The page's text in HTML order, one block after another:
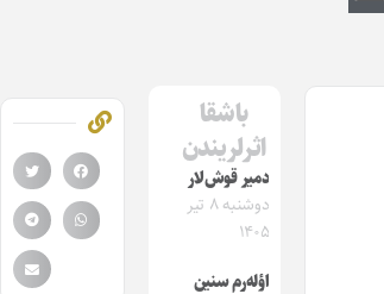
باشقا
اثرلریندن
دمیر قوش‌لار
دوشنبه ۸ تیر
۱۴۰۵
اؤله‌رم سنین